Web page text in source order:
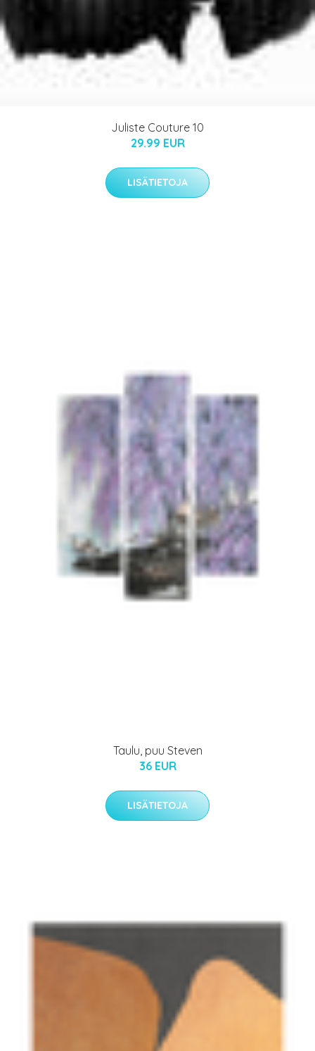
Juliste Couture 10
29.99 EUR
LISÄTIETOJA
Taulu, puu Steven
36 EUR
LISÄTIETOJA